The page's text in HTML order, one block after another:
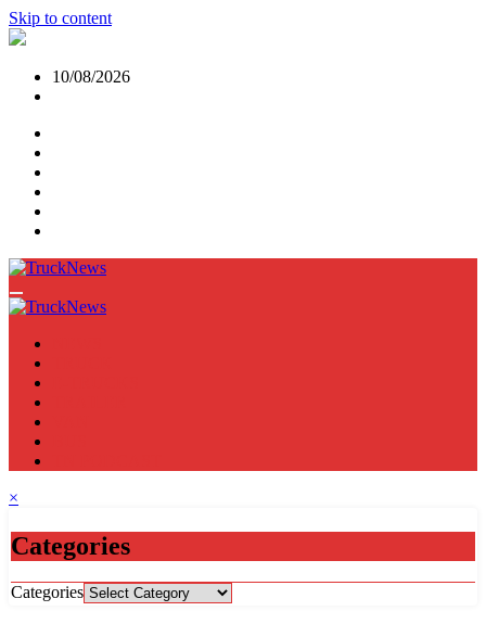
Skip to content
10/08/2026
×
Categories
Categories